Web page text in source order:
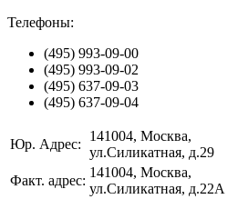
Телефоны:
(495) 993-09-00
(495) 993-09-02
(495) 637-09-03
(495) 637-09-04
Юр. Адрес:
141004, Москва,
ул.Силикатная, д.29
Факт. адрес:
141004, Москва,
ул.Силикатная, д.22А